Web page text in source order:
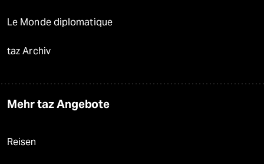
Le Monde diplomatique
taz Archiv
Mehr taz Angebote
Reisen